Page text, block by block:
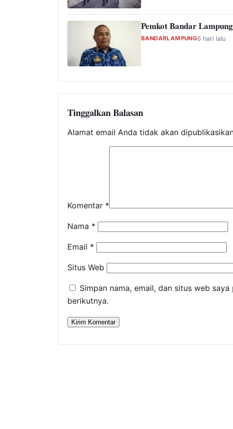
Pemkot Bandar
BANDARLAMPUNG6 hari lalu
Tinggalkan Balasan
Alamat email Anda tidak akan
Komentar *
Nama *
Email *
Situs Web
Simpan nama, email, dan situs web
berikutnya.